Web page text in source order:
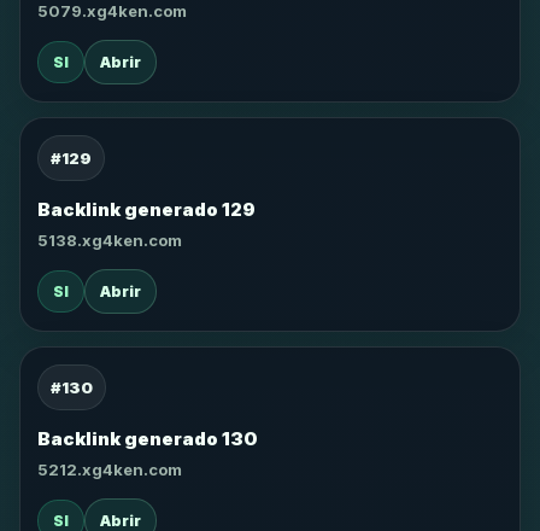
5079.xg4ken.com
SI Abrir
#129
Backlink generado 129
5138.xg4ken.com
SI Abrir
#130
Backlink generado 130
5212.xg4ken.com
SI Abrir